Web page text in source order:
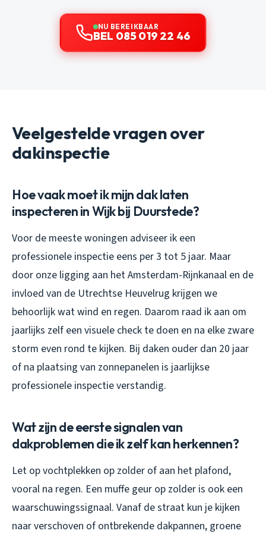
NU BEREIKBAAR
BEL 085 019 22 46
Veelgestelde vragen over
dakinspectie
Hoe vaak moet ik mijn dak laten
inspecteren in Wijk bij Duurstede?
Voor de meeste woningen adviseer ik een
professionele inspectie eens per 3 tot 5 jaar. Maar
door onze ligging aan het Amsterdam-Rijnkanaal en de
invloed van de Utrechtse Heuvelrug krijgen we
behoorlijk wat wind en regen. Daarom raad ik aan om
jaarlijks zelf een visuele check te doen en na elke zware
storm even rond te kijken. Bij daken ouder dan 20 jaar
of na plaatsing van zonnepanelen is jaarlijkse
professionele inspectie verstandig.
Wat zijn de eerste signalen van
dakproblemen die ik zelf kan herkennen?
Let op vochtplekken op zolder of aan het plafond,
vooral na regen. Een muffe geur op zolder is ook een
waarschuwingssignaal. Vanaf de straat kun je kijken
naar verschoven of ontbrekende dakpannen, groene